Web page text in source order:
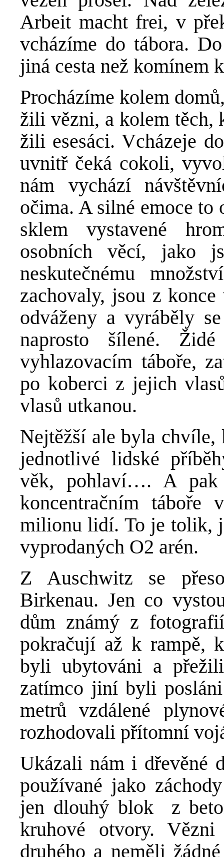
Arbeit macht frei, v
vcházíme do tábora.
jiná cesta než komínem
Procházíme kolem
žili vězni, a kolem těch,
žili esesáci. Vcházeje
uvnitř čeká cokoli,
nám vychází
očima. A silné emoce
sklem vystavené
osobních věcí, jako
neskutečnému
zachovaly, jsou z
odváženy a vyráběly
naprosto šílené.
vyhlazovacím táboře,
po koberci z jejich
vlasů utkanou.
Nejtěžší ale byla chvíle,
jednotlivé lidské
věk, pohlaví…. A pak
koncentračním táboře
milionu lidí. To je tolik,
vyprodaných O2 arén.
Z Auschwitz se
Birkenau. Jen co
dům známý z
pokračují až k rampě,
byli ubytováni a
zatímco jiní byli
metrů vzdálené
rozhodovali přítomní
Ukázali nám i dřevěné
používané jako
jen dlouhý blok z
kruhové otvory.
druhého a neměli